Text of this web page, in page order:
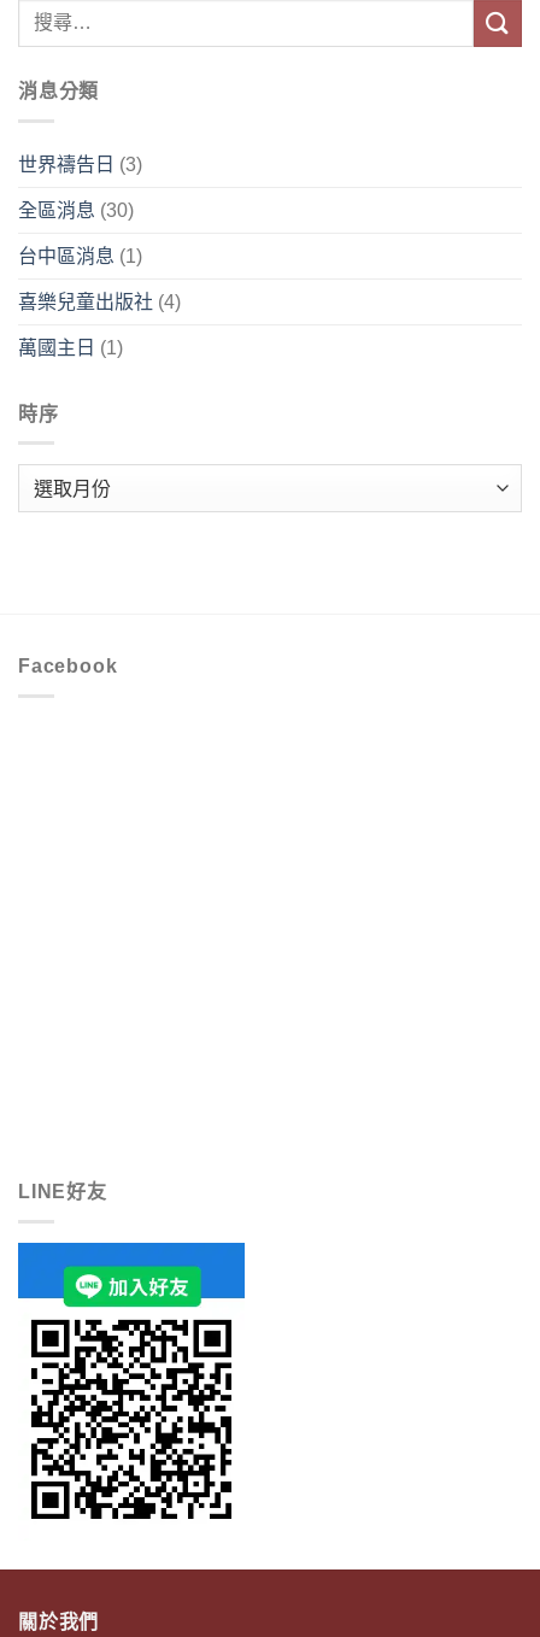
消息分類
世界禱告日 (3)
全區消息 (30)
台中區消息 (1)
喜樂兒童出版社 (4)
萬國主日 (1)
時序
Facebook
LINE好友
關於我們